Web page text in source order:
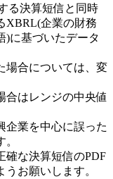
る決算短信と同時
XBRL(企業の財務
)に基づいたデータ
場合については、変
合はレンジの中央値
企業を中心に誤った
確な決算短信のPDF
お願いします。